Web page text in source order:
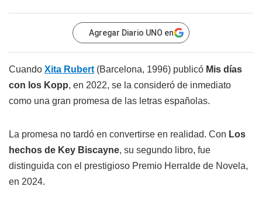
Agregar Diario UNO en
Cuando Xita Rubert(Barcelona, 1996) publicó Mis días
con los Kopp, en 2022, se la consideró de inmediato
como una gran promesa de las letras españolas.
La promesa no tardó en convertirse en realidad. Con Los
hechos de Key Biscayne, su segundo libro, fue
distinguida con el prestigioso Premio Herralde de Novela,
en 2024.